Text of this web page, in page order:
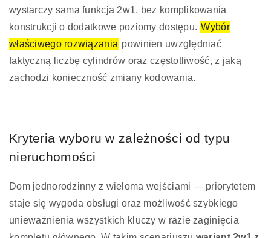
wystarczy sama funkcja 2w1, bez komplikowania
konstrukcji o dodatkowe poziomy dostępu. Wybór
właściwego rozwiązania powinien uwzględniać
faktyczną liczbę cylindrów oraz częstotliwość, z jaką
zachodzi konieczność zmiany kodowania.
Kryteria wyboru w zależności od typu
nieruchomości
Dom jednorodzinny z wieloma wejściami — priorytetem
staje się wygoda obsługi oraz możliwość szybkiego
unieważnienia wszystkich kluczy w razie zaginięcia